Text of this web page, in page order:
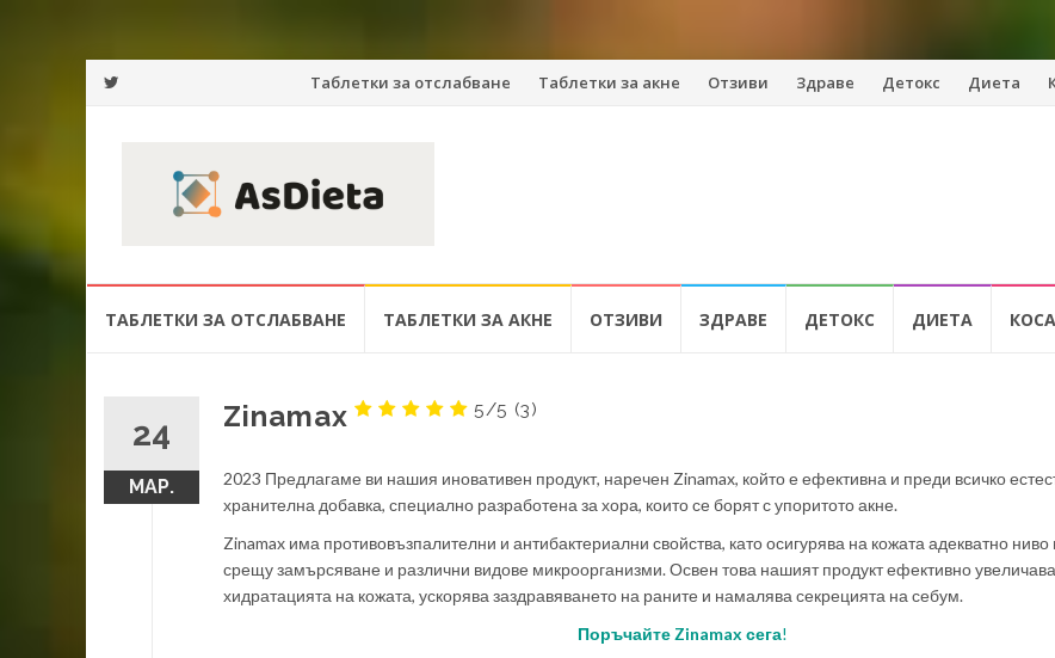
Преминаване
Таблетки за отслабване Таблетки за акне Отзиви Здраве Детокс Диета
къмТАБЛЕТКИ ЗА ОТСЛАБВАНЕ ТАБЛЕТКИ ЗА АКНЕ ОТЗИВИ ЗДРАВЕ ДЕТОКС ДИЕТА КОСА
24
МАР.
Zinamax 5/5 (3)
2023 Предлагаме ви нашия иновативен продукт, наречен Zinamax, който е ефективна и преди всичко
хранителна добавка, специално разработена за хора, които се борят с упоритото акне.
Zinamax има противовъзпалителни и антибактериални свойства, като осигурява на кожата адекватно
срещу замърсяване и различни видове микроорганизми. Освен това нашият продукт ефективно увеличава
хидратацията на кожата, ускорява заздравяването на раните и намалява секрецията на себум.
Поръчайте Zinamax сега!